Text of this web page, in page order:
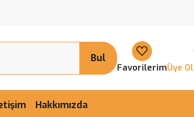
Bul
FavorilerimÜye Ol
Hakkımızda